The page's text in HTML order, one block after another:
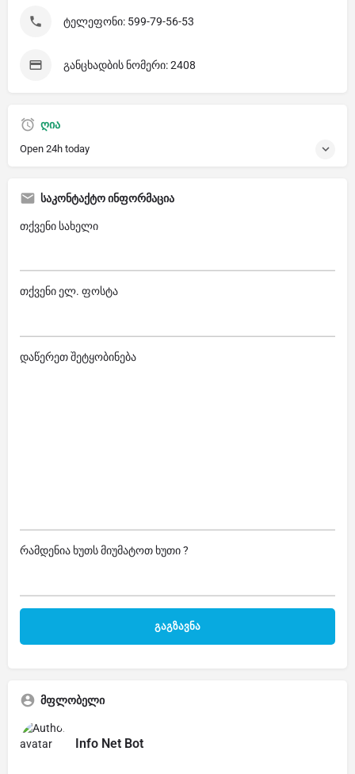
ტელეფონი: 599-79-56-53
განცხადბის ნომერი: 2408
ღია
Open 24h today
საკონტაქტო ინფორმაცია
თქვენი სახელი
თქვენი ელ. ფოსტა
დაწერეთ შეტყობინება
რამდენია ხუთს მიუმატოთ ხუთი ?
მფლობელი
Info Net Bot